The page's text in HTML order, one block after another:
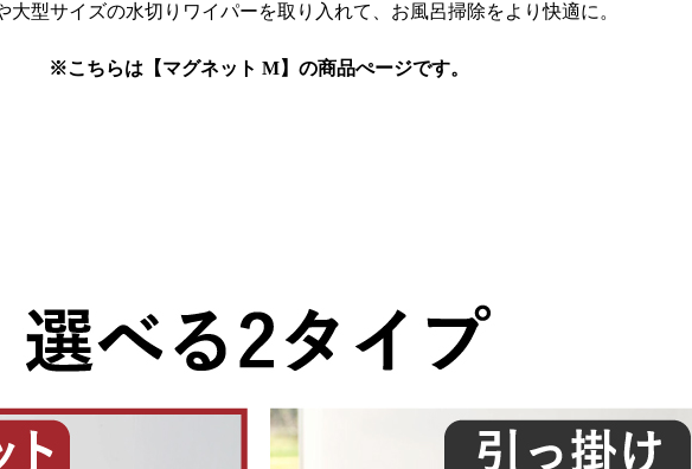
大型サイズの水切りワイパーを取り入れて、お風呂掃除をより快適に。
※こちらは【マグネット M】の商品ぺージです。